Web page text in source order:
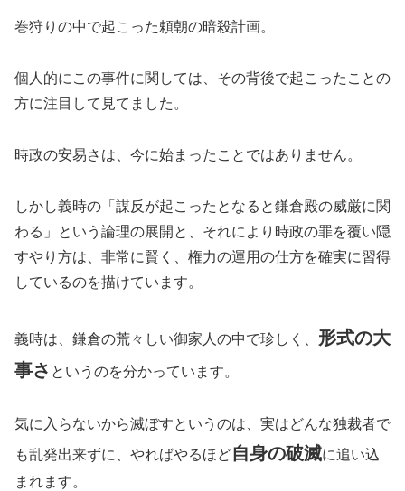
巻狩りの中で起こった頼朝の暗殺計画。
個人的にこの事件に関しては、その背後で起こったことの
方に注目して見てました。
時政の安易さは、今に始まったことではありません。
しかし義時の「謀反が起こったとなると鎌倉殿の威厳に関
わる」という論理の展開と、それにより時政の罪を覆い隠
すやり方は、非常に賢く、権力の運用の仕方を確実に習得
しているのを描けています。
義時は、鎌倉の荒々しい御家人の中で珍しく、 形式の大
事さ というのを分かっています。
気に入らないから滅ぼすというのは、実はどんな独裁者で
も乱発出来ずに、やればやるほど自身の破滅に追い込
まれます。